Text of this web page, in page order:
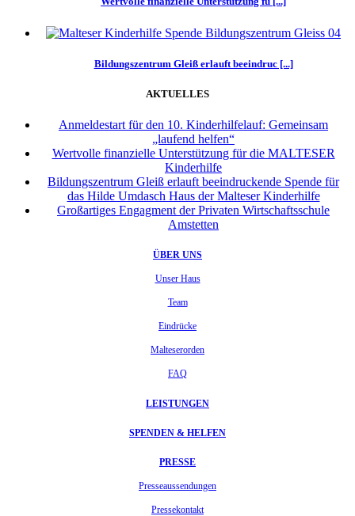
Bildungszentrum Gleiß erlauft beeindruc [...]
AKTUELLES
Anmeldestart für den 10. Kinderhilfelauf: Gemeinsam
„laufend helfen“
Wertvolle finanzielle Unterstützung für die MALTESER
Kinderhilfe
Bildungszentrum Gleiß erlauft beeindruckende Spende für
das Hilde Umdasch Haus der Malteser Kinderhilfe
Großartiges Engagment der Privaten Wirtschaftsschule
Amstetten
ÜBER UNS
Unser Haus
Team
Eindrücke
Malteserorden
FAQ
LEISTUNGEN
SPENDEN & HELFEN
PRESSE
Presseaussendungen
Pressekontakt